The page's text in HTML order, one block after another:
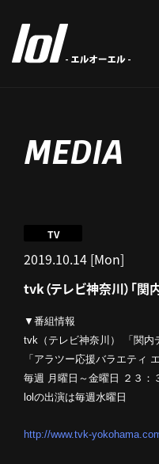
MEDIA
2019.10.14 [Mon]
TV
tvk（テレビ神奈川）「関
▼番組情報
tvk（テレビ神奈川） 「関内
「アラツー応援バラエティ
毎週 月曜日～金曜日 ２３：
lolの出演は毎週水曜日
http://www.tvk-